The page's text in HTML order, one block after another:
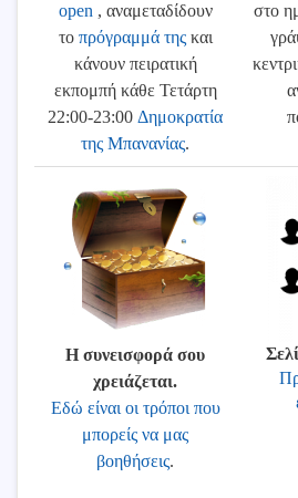
open , αναμεταδίδουν
το πρόγραμμά τηςκαι
κάνουν πειρατική
εκπομπή κάθε Τετάρτη
22:00-23:00 Δημοκρατία
της Μπανανίας.
στο
Η συνεισφορά σου
χρειάζεται.
Εδώ είναι οι τρόποι που
μπορείς να μας
βοηθήσεις.